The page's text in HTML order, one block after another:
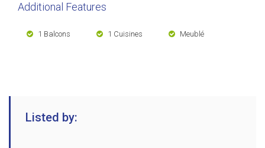
Additional Features
1 Balcons 1 Cuisines Meublé
Listed by: